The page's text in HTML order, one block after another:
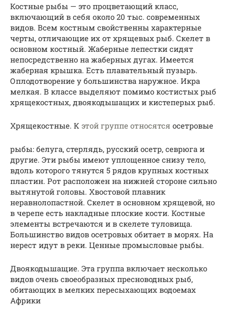
Костные рыбы — это процветающий класс,
включающий в себя около 20 тыс. современных
видов. Всем костным свойственны характерные
черты, отличающие их от хрящевых рыб. Скелет в
основном костный. Жаберные лепестки сидят
непосредственно на жаберных дугах. Имеется
жаберная крышка. Есть плавательный пузырь.
Оплодотворение у большинства наружное. Икра
мелкая. В классе выделяют помимо костистых рыб
хрящекостных, двоякодышащих и кистеперых рыб.
Хрящекостные. К этой группе относятся осетровые
рыбы: белуга, стерлядь, русский осетр, севрюга и
другие. Эти рыбы имеют уплощенное снизу тело,
вдоль которого тянутся 5 рядов крупных костных
пластин. Рот расположен на нижней стороне сильно
вытянутой головы. Хвостовой плавник
неравнолопастной. Скелет в основном хрящевой, но
в черепе есть накладные плоские кости. Костные
элементы встречаются и в скелете туловища.
Большинство видов осетровых обитает в морях. На
нерест идут в реки. Ценные промысловые рыбы.
Двоякодышащие. Эта группа включает несколько
видов очень своеобразных пресноводных рыб,
обитающих в мелких пересыхающих водоемах
Африки